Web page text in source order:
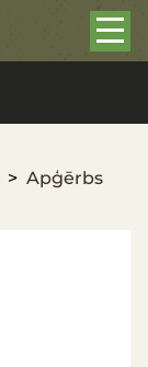
Apģērbs